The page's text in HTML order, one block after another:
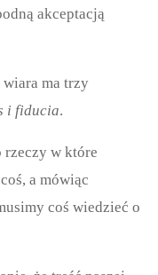
akceptacją
ma trzy
i fiducia.
rzeczy w które
a mówiąc
coś wiedzieć o